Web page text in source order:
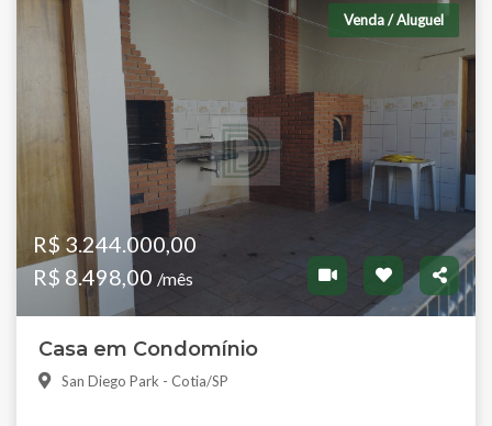
Venda / Aluguel
R$ 3.244.000,00
R$ 8.498,00 /mês
Casa em Condomínio
San Diego Park - Cotia/SP